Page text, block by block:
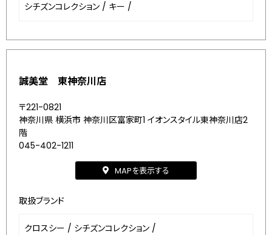
シチズンコレクション / キー /
誠美堂 東神奈川店
〒221-0821
神奈川県 横浜市 神奈川区富家町1 イオンスタイル東神奈川店2
階
045-402-1211
MAPを表示する
取扱ブランド
クロスシー / シチズンコレクション /